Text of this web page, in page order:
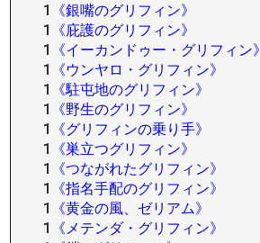
1
《銀嘴のグリフィン》
1
《庇護のグリフィン》
1
《イーカンドゥー・グリフィン》
1
《ウンヤロ・グリフィン》
1
《駐屯地のグリフィン》
1
《野生のグリフィン》
1
《グリフィンの乗り手》
1
《巣立つグリフィン》
1
《つながれたグリフィン》
1
《指名手配のグリフィン》
1
《黄金の風、ゼリアム》
1
《メテンダ・グリフィン》